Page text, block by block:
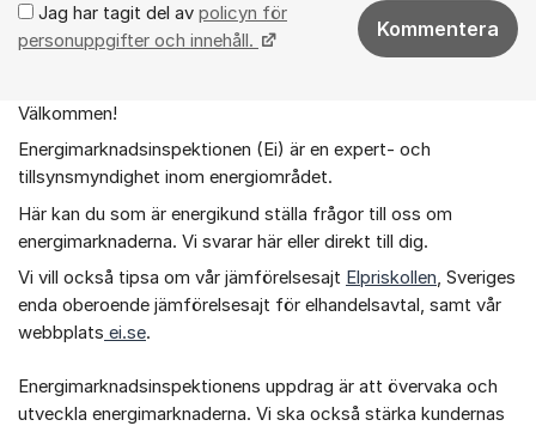
Jag har tagit del av policyn för
personuppgifter och innehåll.
Kommentera
Om forumet
Välkommen!
Energimarknadsinspektionen (Ei) är en expert- och
tillsynsmyndighet inom energiområdet.
Här kan du som är energikund ställa frågor till oss om
energimarknaderna. Vi svarar här eller direkt till dig.
Vi vill också tipsa om vår jämförelsesajt Elpriskollen, Sveriges
enda oberoende jämförelsesajt för elhandelsavtal, samt vår
webbplats ei.se.
Energimarknadsinspektionens uppdrag är att övervaka och
utveckla energimarknaderna. Vi ska också stärka kundernas